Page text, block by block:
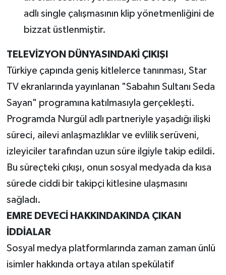
adlı single çalışmasının klip yönetmenliğini de
bizzat üstlenmiştir.
TELEVİZYON DÜNYASINDAKİ ÇIKIŞI
Türkiye çapında geniş kitlelerce tanınması, Star
TV ekranlarında yayınlanan "Sabahın Sultanı Seda
Sayan" programına katılmasıyla gerçekleşti.
Programda Nurgül adlı partneriyle yaşadığı ilişki
süreci, ailevi anlaşmazlıklar ve evlilik serüveni,
izleyiciler tarafından uzun süre ilgiyle takip edildi.
Bu süreçteki çıkışı, onun sosyal medyada da kısa
sürede ciddi bir takipçi kitlesine ulaşmasını
sağladı.
EMRE DEVECİ HAKKINDAKINDA ÇIKAN
İDDİALAR
Sosyal medya platformlarında zaman zaman ünlü
isimler hakkında ortaya atılan spekülatif